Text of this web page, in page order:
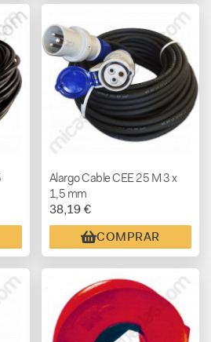
Alargo Cable CEE 25 M 3 x
1,5 mm
38,19 €
COMPRAR